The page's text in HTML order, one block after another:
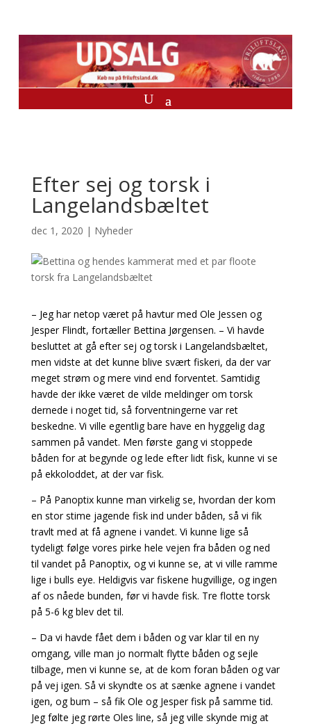
Efter sej og torsk i
Langelandsbæltet
dec 1, 2020 | Nyheder
– Jeg har netop været på havtur med Ole Jessen og
Jesper Flindt, fortæller Bettina Jørgensen. – Vi havde
besluttet at gå efter sej og torsk i Langelandsbæltet,
men vidste at det kunne blive svært fiskeri, da der var
meget strøm og mere vind end forventet. Samtidig
havde der ikke været de vilde meldinger om torsk
dernede i noget tid, så forventningerne var ret
beskedne. Vi ville egentlig bare have en hyggelig dag
sammen på vandet. Men første gang vi stoppede
båden for at begynde og lede efter lidt fisk, kunne vi se
på ekkoloddet, at der var fisk.
– På Panoptix kunne man virkelig se, hvordan der kom
en stor stime jagende fisk ind under båden, så vi fik
travlt med at få agnene i vandet. Vi kunne lige så
tydeligt følge vores pirke hele vejen fra båden og ned
til vandet på Panoptix, og vi kunne se, at vi ville ramme
lige i bulls eye. Heldigvis var fiskene hugvillige, og ingen
af os nåede bunden, før vi havde fisk. Tre flotte torsk
på 5-6 kg blev det til.
– Da vi havde fået dem i båden og var klar til en ny
omgang, ville man jo normalt flytte båden og sejle
tilbage, men vi kunne se, at de kom foran båden og var
på vej igen. Så vi skyndte os at sænke agnene i vandet
igen, og bum – så fik Ole og Jesper fisk på samme tid.
Jeg følte jeg rørte Oles line, så jeg ville skynde mig at